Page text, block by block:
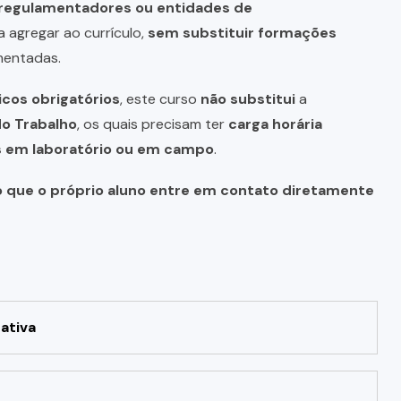
ou entidades de
agregar ao currículo, sem substituir formações
obrigatórios, este curso não substituia
Trabalho, os quais precisam ter carga horária
laboratório ou em campo.
que o próprio aluno entre em contato diretamente